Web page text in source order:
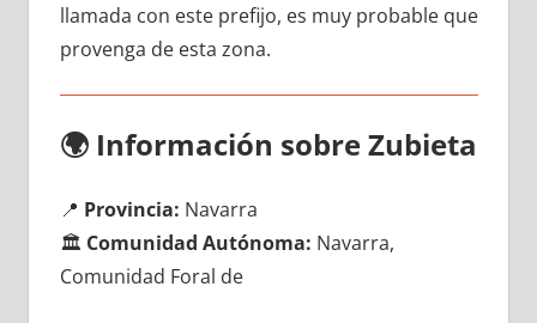
llamada сοn еstе prefijo, es muy probable quе
provenga dе esta zona.
🌍 Información sobre Zubieta
📍 Provincia: Navarra
🏛️ Comunidad Autónoma: Navarra,
Comunidad Foral de